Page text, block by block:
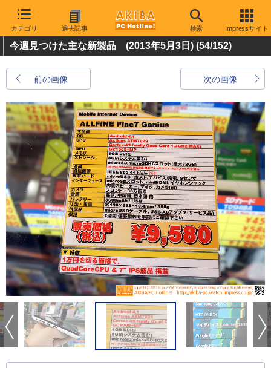
カテゴリ 過去記事 検索 Impressサイト
今週見つけた主な新製品 (2013年5月3日) (54/152)
前の画像 次の画像